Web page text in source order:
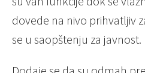
dovede na nivo prihvatljiv
se u saopštenju za javnost.